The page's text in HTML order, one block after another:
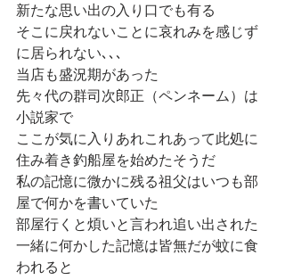
新たな思い出の入り口でも有る
そこに戻れないことに哀れみを感じず
に居られない､､､
当店も盛況期があった
先々代の群司次郎正（ペンネーム）は
小説家で
ここが気に入りあれこれあって此処に
住み着き釣船屋を始めたそうだ
私の記憶に微かに残る祖父はいつも部
屋で何かを書いていた
部屋行くと煩いと言われ追い出された
一緒に何かした記憶は皆無だが蚊に食
われると